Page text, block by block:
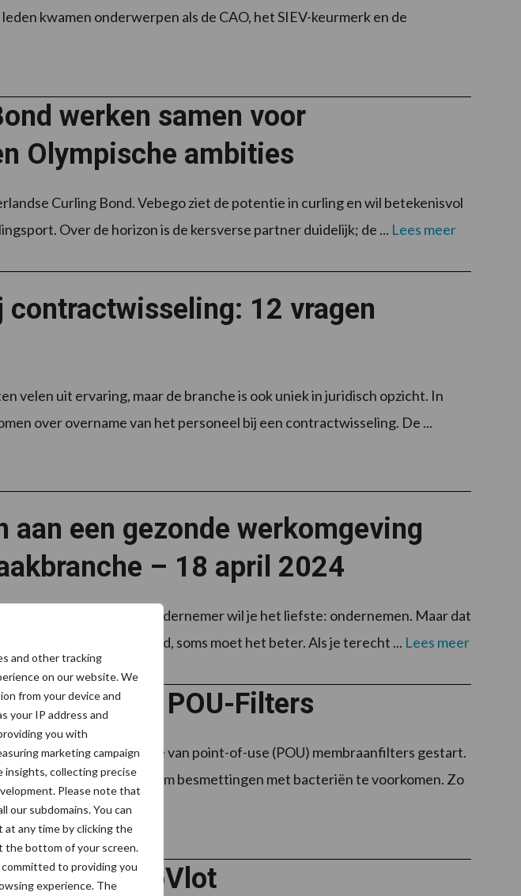
and other tracking
on our website. We
from your device and
your IP address and
you with
marketing campaign
insights, collecting precise
Please note that
our subdomains. You can
any time by clicking the
the bottom of your screen.
to providing you
experience. The
kwamen onderwerpen als de CAO, het SIEV-keurmerk en de
werken samen voor
Olympische ambities
Curling Bond. Vebego ziet de potentie in curling en wil betekenisvol
Over de horizon is de kersverse partner duidelijk; de ... Lees meer
contractwisseling: 12 vragen
velen uit ervaring, maar de branche is ook uniek in juridisch opzicht. In
over overname van het personeel bij een contractwisseling. De ...
aan een gezonde werkomgeving
– 18 april 2024
Als schoonmaakondernemer wil je het liefste: ondernemen. Maar dat
nodig. Vaak gaat het goed, soms moet het beter. Als je terecht ... Lees meer
productie POU-Filters
locatie met de productie van point-of-use (POU) membraanfilters gestart.
die worden gebruikt om besmettingen met bacteriën te voorkomen. Zo
een ProVlot